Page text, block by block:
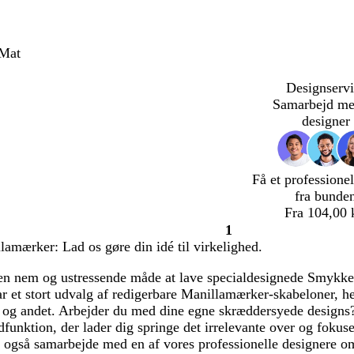
Samarbejd
designer
Få et
fra
Fra 104,00
Side
1
1
Lad os gøre din idé til virkelighed.
nem og ustressende måde at lave specialdesignede
et stort udvalg af redigerbare Manillamærker-skabeloner,
andet. Arbejder du med dine egne skræddersyede
der lader dig springe det irrelevante over og
samarbejde med en af vores professionelle designere